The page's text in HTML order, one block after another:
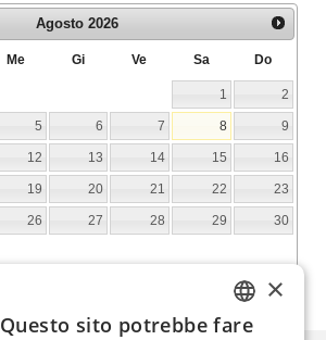
Agosto 2026
Me Gi Ve Sa Do
1 2
5 6 7 8 9
12 13 14 15 16
19 20 21 22 23
26 27 28 29 30
ITALIAN
×
Questo sito potrebbe fare